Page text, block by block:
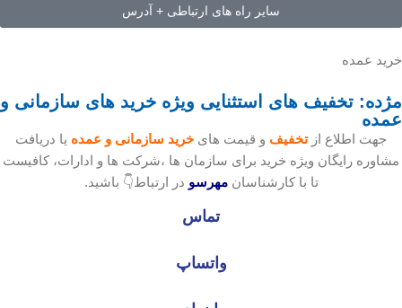
سایر راه های ارتباطی + آدرس
خرید عمده
مژده: تخفیف های استثنایی ویژه خرید های سازمانی و
عمده
جهت اطلاع ازتخفیف و قیمت های خرید سازمانی و عمده یا دریافت
مشاوره رایگان ویژه خرید برای سازمان ها ،شرکت ها و ادارات، کافیست
تا با کارشناسانمهرسو در ارتباط👇 باشید.
تماس
واتساپ